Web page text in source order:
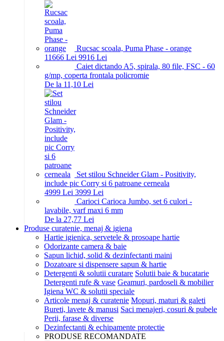
Rucsac scoala, Puma Phase - orange
11666 Lei 9916 Lei
Caiet dictando A5, spirala, 80 file, FSC - 60
g/mp, coperta frontala policromie
De la 11,10 Lei
Set stilou Schneider Glam - Positivity,
include pic Corry si 6 patroane cerneala
4999 Lei 3999 Lei
Carioci Carioca Jumbo, set 6 culori -
lavabile, varf maxi 6 mm
De la 27,77 Lei
Produse curatenie, menaj & igiena
Hartie igienica, servetele & prosoape hartie
Odorizante camera & baie
Sapun lichid, solid & dezinfectanti maini
Dozatoare si dispensere sapun & hartie
Detergenti & solutii curatare Solutii baie & bucatarie
Detergenti rufe & vase Geamuri, pardoseli & mobilier
Igiena WC & solutii speciale
Articole menaj & curatenie Mopuri, maturi & galeti
Bureti, lavete & manusi Saci menajeri, cosuri & pubele
Perii, farase & diverse
Dezinfectanti & echipamente protectie
PRODUSE RECOMANDATE